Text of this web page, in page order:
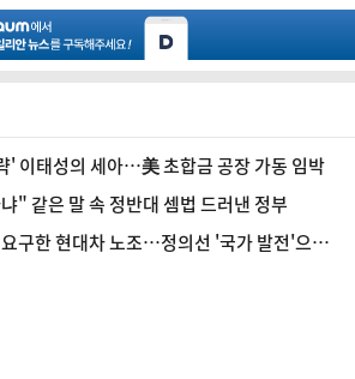
' 이태성의 세아…美 초합금 공장 가동 임박
" 같은 말 속 정반대 셈법 드러낸 정부
구한 현대차 노조…정의선 '국가 발전'으로